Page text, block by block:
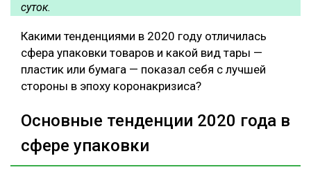
суток.
Какими тенденциями в 2020 году отличилась
сфера упаковки товаров и какой вид тары —
пластик или бумага — показал себя с лучшей
стороны в эпоху коронакризиса?
Основные тенденции 2020 года в
сфере упаковки